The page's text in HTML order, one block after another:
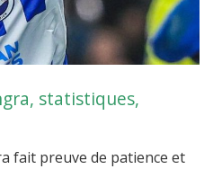
statistiques,
fait preuve de patience et